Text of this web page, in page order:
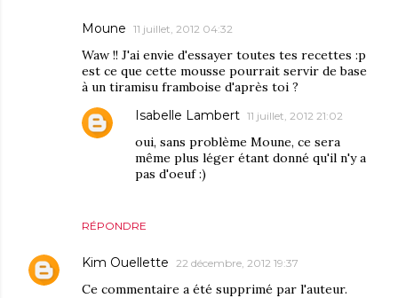
Moune 11 juillet, 2012 04:32
Waw !! J'ai envie d'essayer toutes tes recettes :p
est ce que cette mousse pourrait servir de base
à un tiramisu framboise d'après toi ?
RÉPONDRE
Isabelle Lambert 11 juillet, 2012 21:02
oui, sans problème Moune, ce sera
même plus léger étant donné qu'il n'y a
pas d'oeuf :)
Kim Ouellette 22 décembre, 2012 19:37
Ce commentaire a été supprimé par l'auteur.